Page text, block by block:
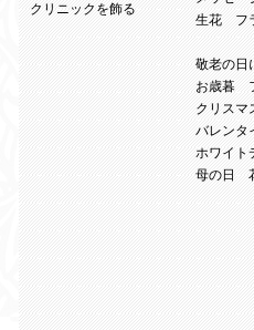
クリニックを飾る
生花 フ
敬老の日
お歳暮
クリス
バレン
ホワイ
母の日